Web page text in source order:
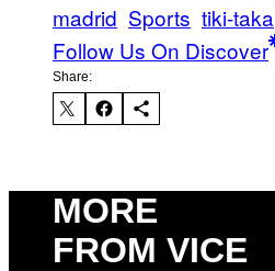
madrid Sports tiki-taka
Follow Us On Discover
Share:
MORE
FROM VICE